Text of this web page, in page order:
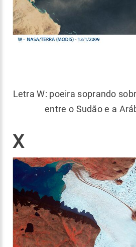
Letra W: poeira soprando
entre o Sudão e a
X